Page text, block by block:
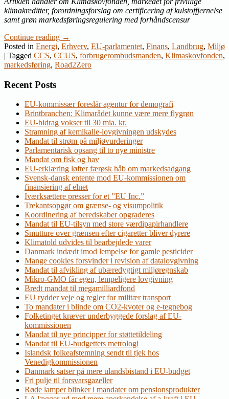
klimakreditter, forordningsforslag om certificering af kulstoffjernelse
samt grøn markedsføringsregulering med forhåndscensur
Continue reading →
Posted in Energi, Erhverv, EU-parlamentet, Finans, Landbrug, Miljø
| Tagged CCS, CCUS, forbrugerombudsmanden, Klimaskovfonden,
markedsføring, Road2Zero
Recent Posts
EU-kommissær foreslår agentur for demografi
Brintbranchen: Klimarådet kunne være mere flygrøn
EU-bidrag vokser til 30 mia. kr.
Stramning af kemikalie-lovgivningen udskydes
Mandat til strøm på miljøvurderinger
Parlamentarisk opsang til to nye ministre
Mandat om fisk og hav
EU-erklæring løfter færøsk håb om markedsadgang
Svensk-dansk entente mod EU-kommissionen om
finansiering af elnet
Iværksættere presser for et ”EU Inc.”
Trekantsopgør om grænse- og visumpolitik
Koordinering af beredskaber opgraderes
Mandat til EU-tilsyn med store værdipapirhandlere
Smutture over grænsen efter cigaretter bliver dyrere
Klimatold udvides til bearbejdede varer
Danmark indædt imod lempelse for gamle pesticider
Mange cookies forsvinder i revision af datalovgivning
Mandat til afvikling af ubæredygtigt miljøregnskab
Mikro-GMO får egen, lempeligere lovgivning
Bredt mandat til megamilliardfond
EU rydder veje og regler for militær transport
To mandater i blinde om CO2-kvoter og e-tegnebog
Folketinget kræver underbyggede forslag af EU-
kommissionen
Mandat til nye principper for støttetildeling
Mandat til EU-budgettets metrologi
Islandsk folkeafstemning sendt til tjek hos
Venedigkommissionen
Danmark satser på mere ulandsbistand i EU-budget
Fri pulje til forsvarsgazeller
Røde lamper blinker i mandater om pensionsprodukter